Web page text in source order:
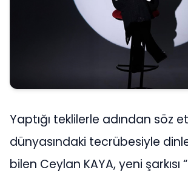
Yaptığı teklilerle adından söz
dünyasındaki tecrübesiyle
bilen Ceylan KAYA, yeni şarkısı